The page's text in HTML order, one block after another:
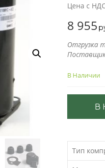
Цена с
8 955
Отгрузка
В Наличии
В
Тип